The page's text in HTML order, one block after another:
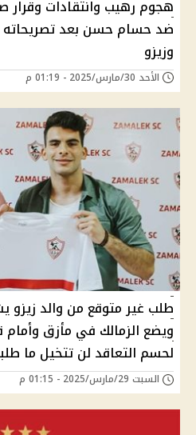
هجوم رهيب وانتقادات وقرار
ضد حسام حسن بعد تصريحاته
وزيزو
الأحد 30/مارس/2025 - 01:19 م
طلب غير متوقع من والد زيزو
ويضع الزمالك في مأزق
لحسم التعاقد لن تتخيل ما
السبت 29/مارس/2025 - 01:15 م